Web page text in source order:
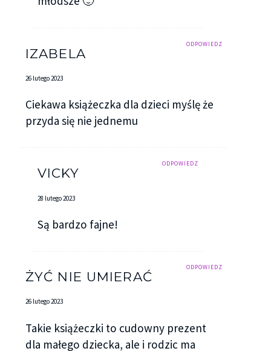
ODPOWIEDZ
IZABELA
26 lutego 2023
Ciekawa książeczka dla dzieci myślę że
przyda się nie jednemu
ODPOWIEDZ
VICKY
28 lutego 2023
Są bardzo fajne!
ODPOWIEDZ
ŻYĆ NIE UMIERAĆ
26 lutego 2023
Takie książeczki to cudowny prezent
dla małego dziecka, ale i rodzic ma